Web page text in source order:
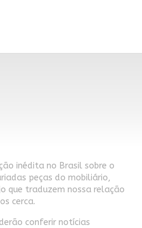
inédita no Brasil sobre o
peças do mobiliário,
que traduzem nossa relação
cerca.
conferir notícias